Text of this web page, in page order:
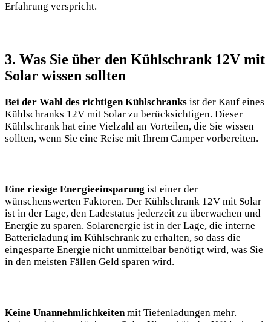
Erfahrung verspricht.
3. Was Sie über den Kühlschrank 12V‌ mit
Solar wissen sollten
Bei ⁤der Wahl des⁣ richtigen Kühlschranks ist der ⁣Kauf eines⁣
Kühlschranks 12V mit‌ Solar zu berücksichtigen. Dieser
Kühlschrank hat eine Vielzahl an Vorteilen, die Sie ⁢wissen⁣
sollten, wenn Sie eine Reise mit Ihrem Camper ⁢vorbereiten.
Eine riesige Energieeinsparung ​ist einer⁢ der
wünschenswerten Faktoren.‍ Der Kühlschrank ‍12V mit ⁣Solar
ist in der Lage, den Ladestatus jederzeit​ zu⁣ überwachen und
Energie zu sparen. Solarenergie ist ‍in⁢ der Lage, die interne
Batterieladung⁤ im Kühlschrank zu​ erhalten, so dass⁣ die
⁢eingesparte‌ Energie nicht⁢ unmittelbar ‍benötigt wird, was Sie
in den ⁣meisten Fällen Geld sparen ⁤wird.
Keine Unannehmlichkeitenmit Tiefenladungen mehr.